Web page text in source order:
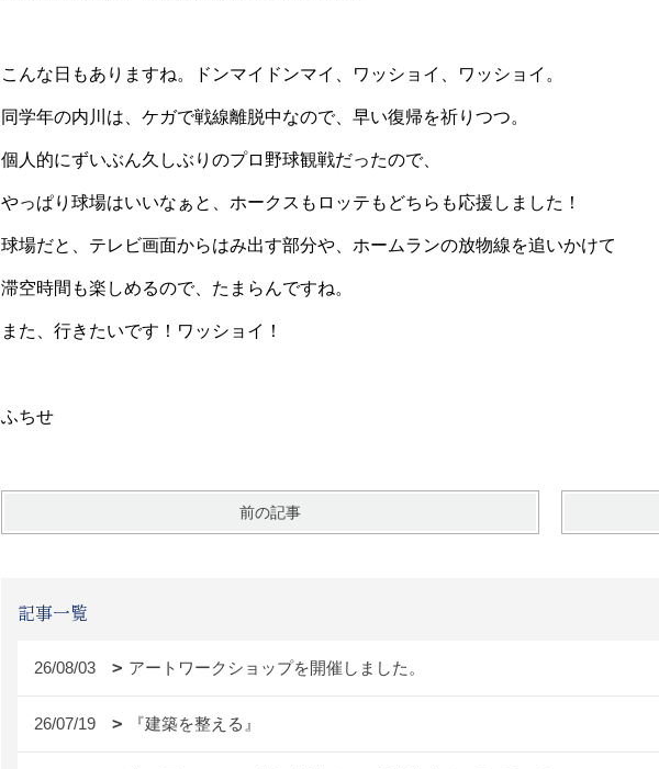
こんな日もありますね。ドンマイドンマイ、ワッショイ、ワッショイ。
同学年の内川は、ケガで戦線離脱中なので、早い復帰を祈りつつ。
個人的にずいぶん久しぶりのプロ野球観戦だったので、
やっぱり球場はいいなぁと、ホークスもロッテもどちらも応援しました！
球場だと、テレビ画面からはみ出す部分や、ホームランの放物線を追いかけて
滞空時間も楽しめるので、たまらんですね。
また、行きたいです！ワッショイ！
ふちせ
前の記事
記事一覧
26/08/03 アートワークショップを開催しました。
26/07/19 『建築を整える』